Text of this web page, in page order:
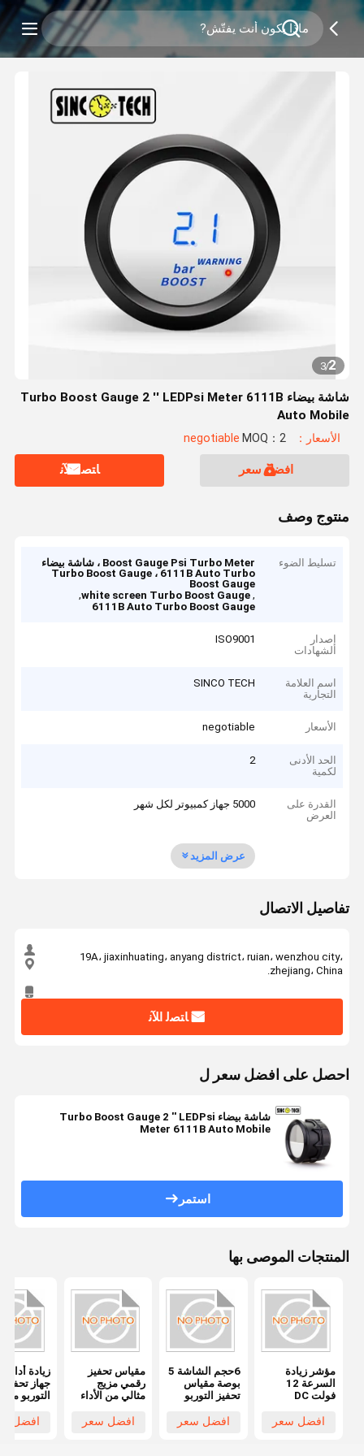
2
/
3
شاشة بيضاء Turbo Boost Gauge 2 '' LEDPsi Meter 6111B
Auto Mobile
الأسعار：negotiable MOQ：2
افضل سعر ﺎﺘﺼﻟ ﺍﻶﻧ
منتوج وصف
تسليط الضوء
Boost Gauge Psi Turbo Meter ، شاشة بيضاء
Turbo Boost Gauge ، 6111B Auto Turbo
Boost Gauge
,
white screen Turbo Boost Gauge
,
6111B Auto Turbo Boost Gauge
إصدار
الشهادات
ISO9001
اسم العلامة
التجارية
SINCO TECH
الأسعار negotiable
الحد الأدنى
لكمية
2
القدرة على
العرض
5000 جهاز كمبيوتر لكل شهر
عرض المزيد
تفاصيل الاتصال
19A، jiaxinhuating، anyang district، ruian، wenzhou city،
zhejiang، China.
ﺎﺘﺼﻟ ﺍﻶﻧ
احصل على افضل سعر ل
شاشة بيضاء Turbo Boost Gauge 2 '' LEDPsi
Meter 6111B Auto Mobile
استمر
المنتجات الموصى بها
مؤشر زيادة
السرعة 12
فولت DC
الكفاءة
لمتطلبات العملاء
افضل سعر
6حجم الشاشة 5
بوصة مقياس
تحفيز التوربو
العالمية والأداء
افضل سعر
مقياس تحفيز
رقمي مزيج
مثالي من الأداء
افضل سعر
زيادة
جهاز تحفيز
التوربو
بوصة حجم
افضل